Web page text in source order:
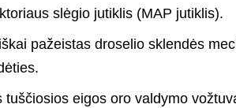
slėgio jutiklis (MAP jutiklis).
pažeistas droselio sklendės
tuščiosios eigos oro valdymo